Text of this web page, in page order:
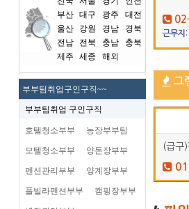
부산 대구 광주
대전
울산
강원 경남
경북
전남
전북 충남
충북
제주
세종 해외
부부팀취업구인구직~~
부부팀취업 구인구직
호텔청소부부 농장부부팀
모텔청소부부 양돈장부부
펜션관리부부 양계장부부
플빌라펜션부부 캠핑장부부
근무지
그
(급구